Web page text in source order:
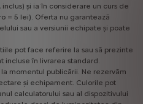
și ia în considerare un curs de
= 5 lei). Oferta nu garantează
sau a versiunii echipate și poate
pot face referire la sau să prezinte
incluse în livrarea standard.
momentul publicării. Ne rezervăm
și echipament. Culorile pot
calculatorului sau al dispozitivului